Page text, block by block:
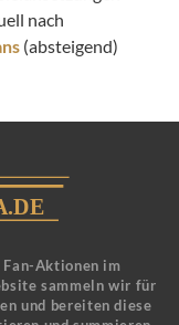
nach
(absteigend)
Aktionen im
sammeln wir für
und bereiten diese